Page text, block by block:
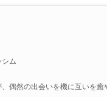
ム
偶然の出会いを機に互いを癒